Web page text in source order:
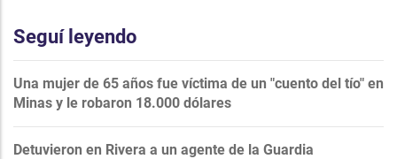
Seguí leyendo
Una mujer de 65 años fue víctima de un "cuento del tío" en
Minas y le robaron 18.000 dólares
Detuvieron en Rivera a un agente de la Guardia